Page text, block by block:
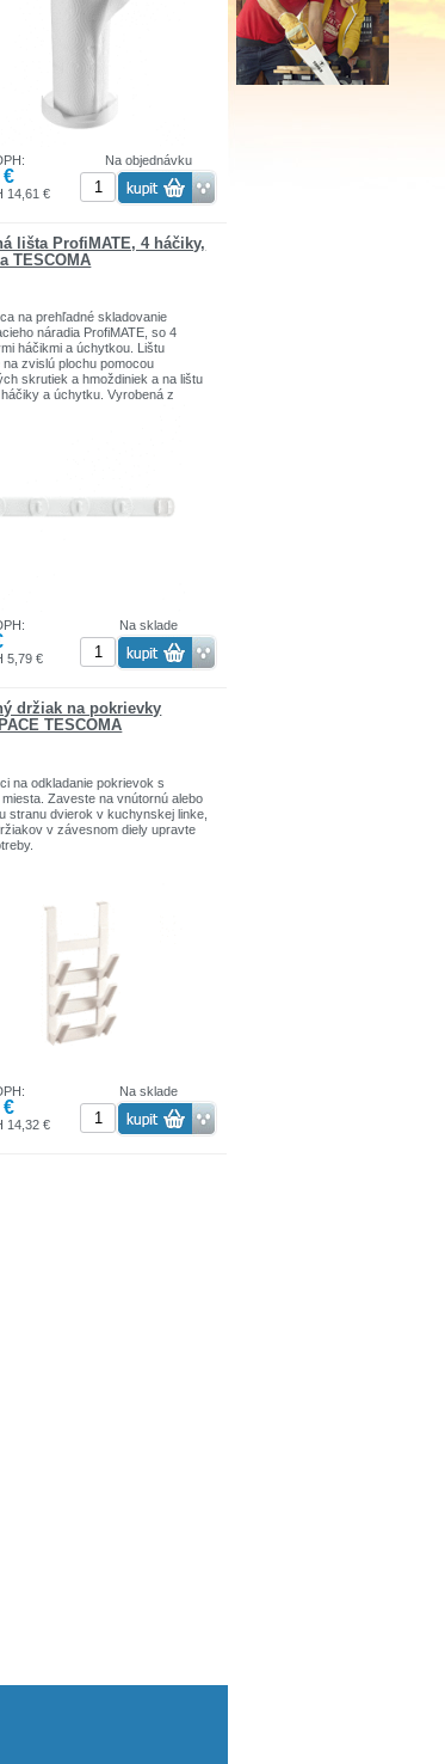
Na objednávku
€
14,61 €
lišta ProfiMATE, 4 háčiky,
TESCOMA
na prehľadné skladovanie
náradia ProfiMATE, so 4
háčikmi a úchytkou. Lištu
na zvislú plochu pomocou
skrutiek a hmoždiniek a na lištu
a úchytku. Vyrobená z
Na sklade
5,79 €
držiak na pokrievky
TESCOMA
na odkladanie pokrievok s
Zaveste na vnútornú alebo
stranu dvierok v kuchynskej linke,
v závesnom diely upravte
Na sklade
€
14,32 €